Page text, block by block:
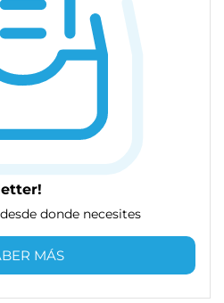
donde necesites
MÁS